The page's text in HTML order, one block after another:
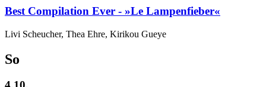
Best Compilation Ever - »Le Lampenfieber«
Livi Scheucher, Thea Ehre, Kirikou Gueye
So